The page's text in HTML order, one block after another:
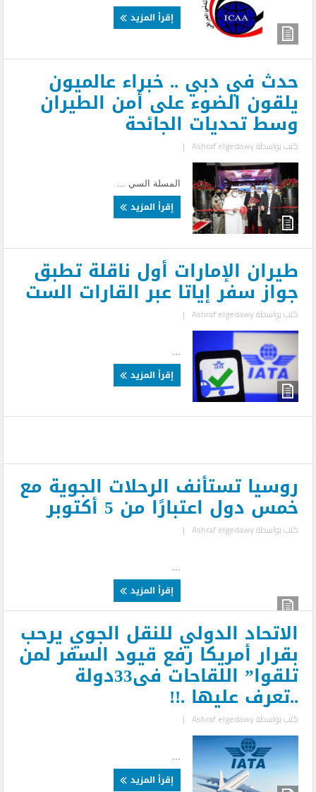
إقرأ المزيد
حدث في دبي .. خبراء عالميون
يلقون الضوء على أمن الطيران
وسط تحديات الجائحة
كتب بواسطةAshraf elgedawy
|
المسلة السي ...
إقرأ المزيد
طيران الإمارات أول ناقلة تطبق
جواز سفر إياتا عبر القارات الست
كتب بواسطةAshraf elgedawy
|
إقرأ المزيد
روسيا تستأنف الرحلات الجوية مع
خمس دول اعتبارًا من 5 أكتوبر
كتب بواسطةAshraf elgedawy
|
إقرأ المزيد
الاتحاد الدولي للنقل الجوي يرحب
بقرار أمريكا رفع قيود السفر لمن
تلقوا” اللقاحات فى33دولة
..تعرف عليها .!!
كتب بواسطةAshraf elgedawy
|
إقرأ المزيد